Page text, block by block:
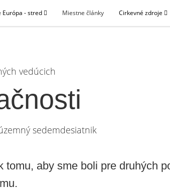
Európa - stred Miestne články Cirkevné zdroje
vedúcich
sedemdesiatnik
aby sme boli pre druhých